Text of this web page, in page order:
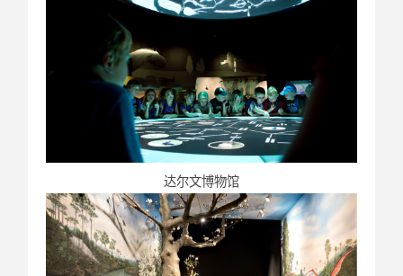
达尔文博物馆